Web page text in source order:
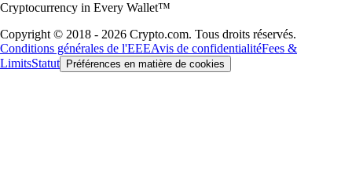
Cryptocurrency in Every Wallet™
Copyright © 2018 - 2026 Crypto.com. Tous droits réservés.
Conditions générales de l'EEEAvis de confidentialitéFees &
LimitsStatut Préférences en matière de cookies